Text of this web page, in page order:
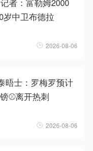
者：富勒姆2000
岁中卫布德拉
2026-08-06
晤士：罗梅罗预计
⚾离开热刺
2026-08-06